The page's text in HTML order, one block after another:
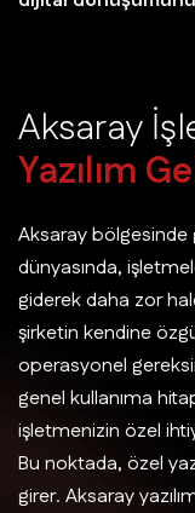
Aksaray İşl
Yazılım Ge
Aksaray bölgesinde
dünyasında,
giderek daha zor
şirketin kendine
operasyonel
genel kullanıma
işletmenizin özel
Bu noktada, özel
girer. Aksaray